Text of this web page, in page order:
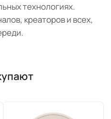
технологиях.
креаторов и всех,